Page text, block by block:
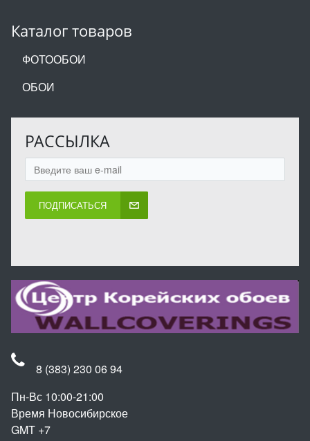
Каталог товаров
ФОТООБОИ
ОБОИ
РАССЫЛКА
ПОДПИСАТЬСЯ
8 (383) 230 06 94
Пн-Вс 10:00-21:00
Время Новосибирское
GMT +7